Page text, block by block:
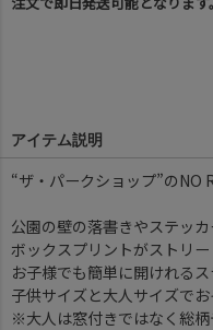
アイテム説明
“ザ・パークショップ”のNO
公園の壁の落書きやステッ
ボックスプリントがストリー
お子様でも簡単に開けれるス
子供サイズと大人サイズでお
※大人は窓付きではなく総柄